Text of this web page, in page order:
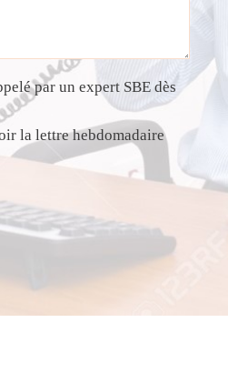
par un expert SBE dès
la lettre hebdomadaire